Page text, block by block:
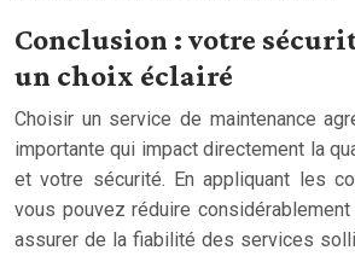
Conclusion : votre
un choix éclairé
Choisir un service de maintenance
importante qui impact directement la
et votre sécurité. En appliquant les
vous pouvez réduire
assurer de la fiabilité des services